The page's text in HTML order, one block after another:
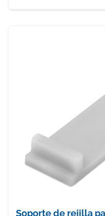
Soporte de rejilla